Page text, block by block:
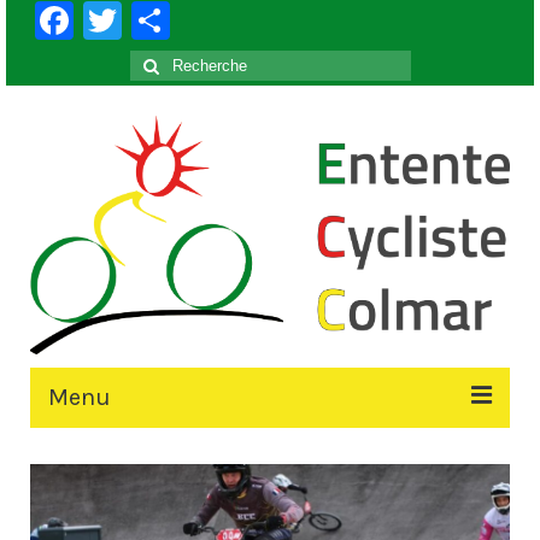
Facebook
Twitter
Rechercher
:
Menu
Accueil
Le Club